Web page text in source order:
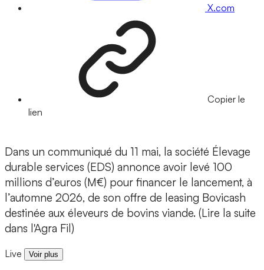
X.com
Copier le
lien
Dans un communiqué du 11 mai, la société Élevage
durable services (EDS) annonce avoir levé 100
millions d’euros (M€) pour financer le lancement, à
l’automne 2026, de son offre de leasing Bovicash
destinée aux éleveurs de bovins viande. (Lire la suite
dans l'Agra Fil)
Live Voir plus